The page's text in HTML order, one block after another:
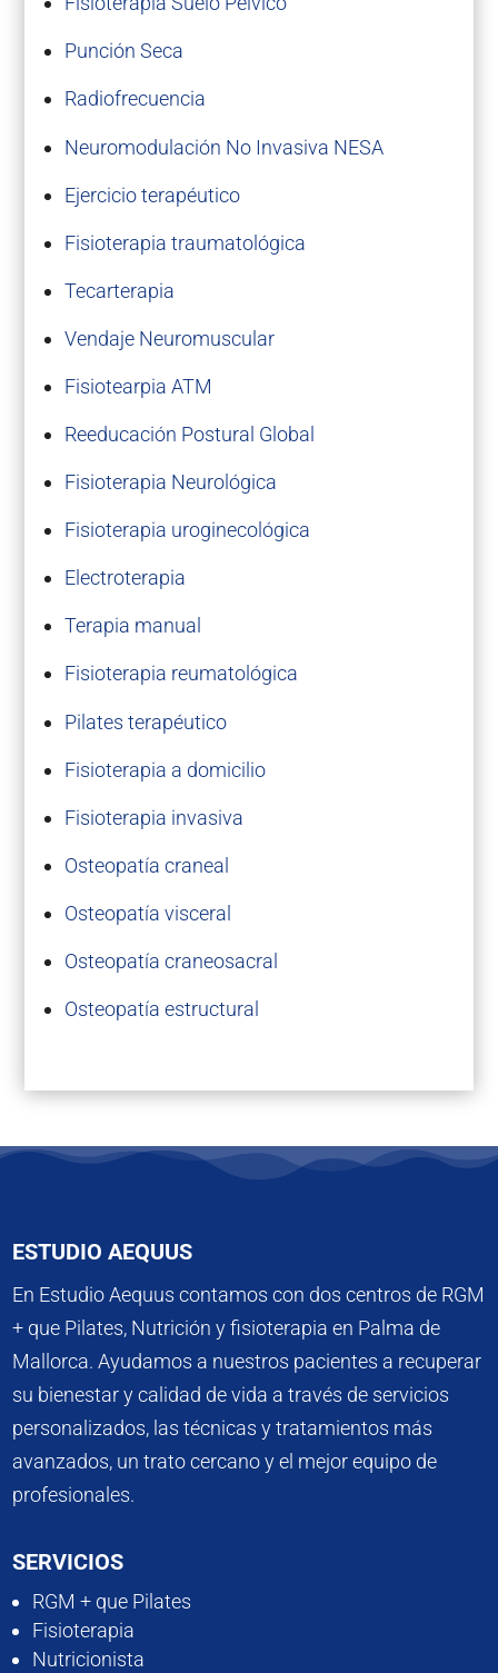
Punción Seca
Radiofrecuencia
Neuromodulación No Invasiva NESA
Ejercicio terapéutico
Fisioterapia traumatológica
Tecarterapia
Vendaje Neuromuscular
Fisiotearpia ATM
Reeducación Postural Global
Fisioterapia Neurológica
Fisioterapia uroginecológica
Electroterapia
Terapia manual
Fisioterapia reumatológica
Pilates terapéutico
Fisioterapia a domicilio
Fisioterapia invasiva
Osteopatía craneal
Osteopatía visceral
Osteopatía craneosacral
Osteopatía estructural
ESTUDIO AEQUUS
En Estudio Aequus contamos con dos centros de RGM
+ que Pilates, Nutrición y fisioterapia en Palma de
Mallorca. Ayudamos a nuestros pacientes a recuperar
su bienestar y calidad de vida a través de servicios
personalizados, las técnicas y tratamientos más
avanzados, un trato cercano y el mejor equipo de
profesionales.
SERVICIOS
RGM + que Pilates
Fisioterapia
Nutricionista